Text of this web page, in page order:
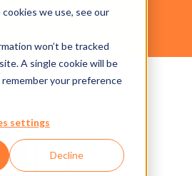
we use, see our
won’t be tracked
A single cookie will be
your preference
settings
Decline